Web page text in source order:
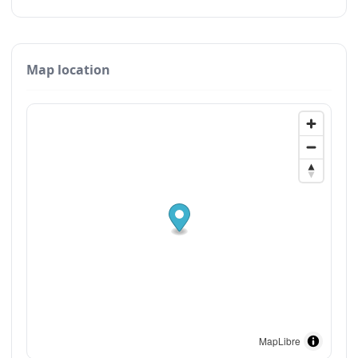
Map location
MapLibre